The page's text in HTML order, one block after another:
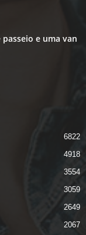
e uma van
6822
4918
3554
3059
2649
2067